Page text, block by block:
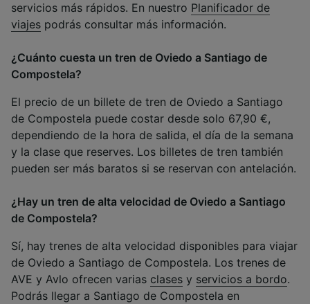
servicios más rápidos. En nuestro Planificador de
viajes podrás consultar más información.
¿Cuánto cuesta un tren de Oviedo a Santiago de
Compostela?
El precio de un billete de tren de Oviedo a Santiago
de Compostela puede costar desde solo 67,90 €,
dependiendo de la hora de salida, el día de la semana
y la clase que reserves. Los billetes de tren también
pueden ser más baratos si se reservan con antelación.
¿Hay un tren de alta velocidad de Oviedo a Santiago
de Compostela?
Sí, hay trenes de alta velocidad disponibles para viajar
de Oviedo a Santiago de Compostela. Los trenes de
AVE y Avlo ofrecen varias clases y servicios a bordo.
Podrás llegar a Santiago de Compostela en